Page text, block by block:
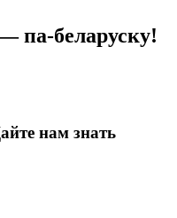
па-беларуску!
нам знать